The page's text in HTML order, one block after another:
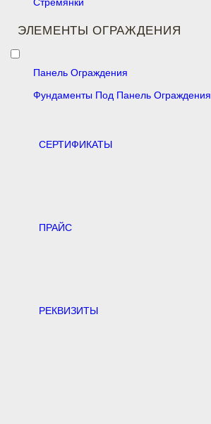
ЭЛЕМЕНТЫ ОГРАЖДЕНИЯ
Панель Ограждения
Фундаменты Под Панель Ограждения
CЕРТИФИКАТЫ
ПРАЙС
РЕКВИЗИТЫ